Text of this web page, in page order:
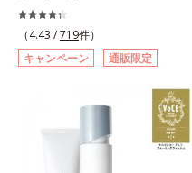
じやすい状態のこと*4 発酵アミノ
酸（ポリグルタミン酸）配合＝乾燥
を防ぎ、うるおいに満ちた肌へ導く
保湿成分、植物由来アミノ酸（エル
ゴチオネイン）配合＝肌を整え、す
こやかに保つ保湿成分、微生物由来
アミノ酸（エクトイン）配合＝乱れ
た角層にうるおいを与え、肌荒れを
ハリも透明感(*5)も結果主義。年齢
サイン(*6)の因子に着目した肌科学
エイジングケア(*3)シリーズ。オル
ビスユー ドットシリーズは、年齢
による肌悩み一つ一つを対処するの
ではなく、肌で起きていることの根
本原因に着目。加齢とともに現れる
年齢サインについて研究を進めたと
（4.43 /719件）
キャンペーン
通販限定